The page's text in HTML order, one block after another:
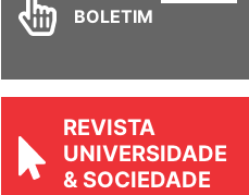
BOLETIM
REVISTA
UNIVERSIDADE
& SOCIEDADE